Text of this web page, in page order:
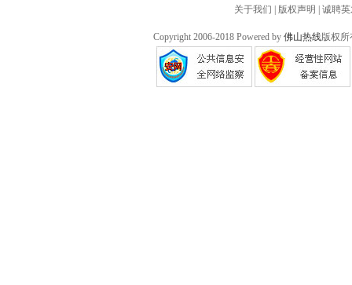
关于我们 版权声明 诚聘
Copyright 2006-2018 Powered by 佛山热线版权